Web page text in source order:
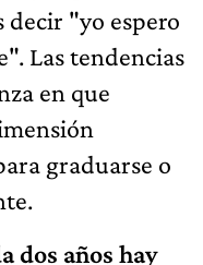
decir "yo espero
Las tendencias
en que
graduarse o
dos años hay